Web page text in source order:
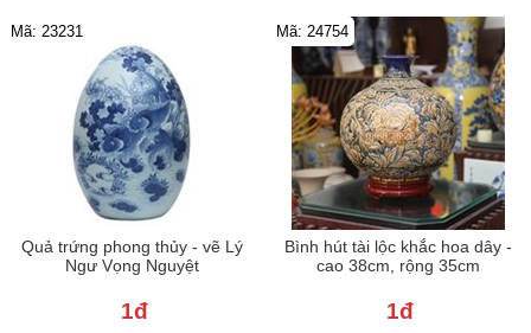
Quả trứng phong thủy - vẽ Lý
Ngư Vọng Nguyệt
Mã: 23231
1đ
Bình hút tài lộc khắc hoa dây -
cao 38cm, rộng 35cm
Mã: 24754
1đ